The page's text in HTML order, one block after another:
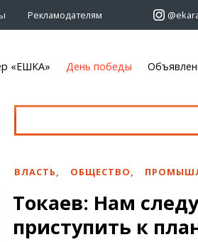
Рекламодателям
Афиша
Театры
Спорт
Выставки
Цирк и зоопарк
Услуги
Мебель
«ЕШКА» День победы
ВЛАСТЬ, ОБЩЕСТВО,
Токаев: Нам
приступить к